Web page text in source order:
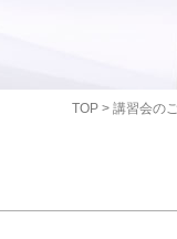
TOP > 講習会の